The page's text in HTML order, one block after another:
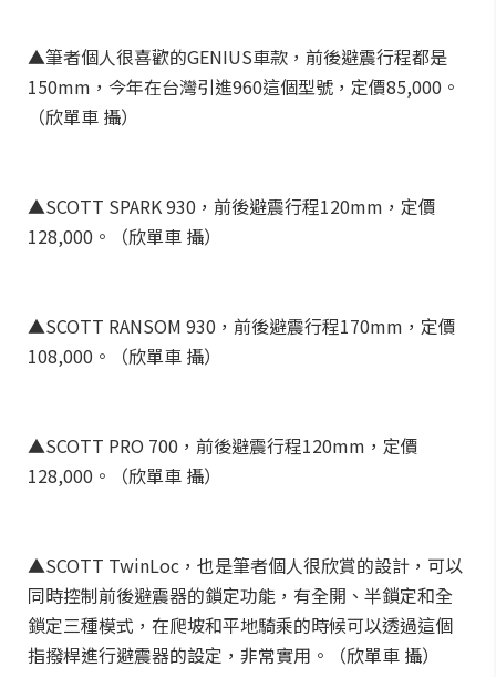
▲筆者個人很喜歡的GENIUS車款，前後避震行程都是
150mm，今年在台灣引進960這個型號，定價85,000。
（欣單車 攝）
▲SCOTT SPARK 930，前後避震行程120mm，定價
128,000。（欣單車 攝）
▲SCOTT RANSOM 930，前後避震行程170mm，定價
108,000。（欣單車 攝）
▲SCOTT PRO 700，前後避震行程120mm，定價
128,000。（欣單車 攝）
▲SCOTT TwinLoc，也是筆者個人很欣賞的設計，可以
同時控制前後避震器的鎖定功能，有全開、半鎖定和全
鎖定三種模式，在爬坡和平地騎乘的時候可以透過這個
指撥桿進行避震器的設定，非常實用。（欣單車 攝）